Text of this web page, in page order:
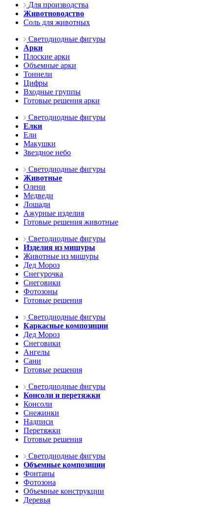
Для производства
Животноводство
Соль для животных
Светодиодные фигуры
Арки
Плоские арки
Объемные арки
Тоннели
Цифры
Входные группы
Готовые решения арки
Светодиодные фигуры
Елки
Ели
Макушки
Звездное небо
Светодиодные фигуры
Животные
Олени
Медведи
Лошади
Ажурные изделия
Готовые решения животные
Светодиодные фигуры
Изделия из мишуры
Животные из мишуры
Дед Мороз
Снегурочка
Снеговики
Фотозоны
Готовые решения
Светодиодные фигуры
Каркасные композиции
Дед Мороз
Снеговики
Ангелы
Сани
Готовые решения
Светодиодные фигуры
Консоли и перетяжки
Консоли
Снежинки
Надписи
Перетяжки
Готовые решения
Светодиодные фигуры
Объемные композиции
Фонтаны
Фотозона
Объемные конструкции
Деревья